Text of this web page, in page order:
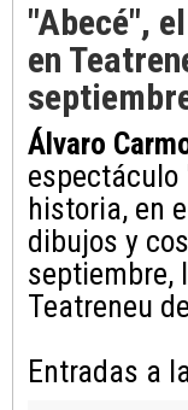
"Abecé",
en
Álvaro
espectáculo
historia, en
dibujos y
septiembre,
Teatreneu
Entradas a